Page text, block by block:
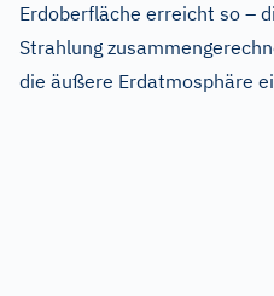
Erdoberfläche erreicht so –
Strahlung
die äußere Erdatmosphäre